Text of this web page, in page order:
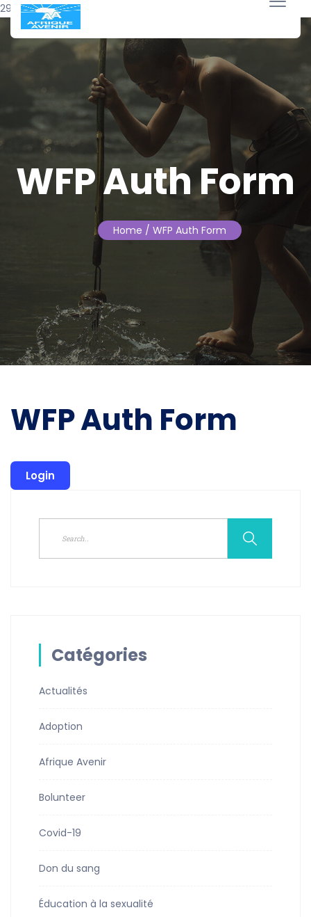
29 août 2024
WFP Auth Form
Home / WFP Auth Form
WFP Auth Form
Login
Catégories
Actualités
Adoption
Afrique Avenir
Bolunteer
Covid-19
Don du sang
Éducation à la sexualité